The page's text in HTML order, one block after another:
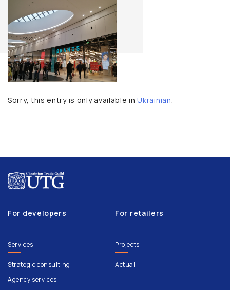
Sorry, this entry is only available inUkrainian.
For developers For retailers
Services
Strategic consulting
Agency services
Projects
Actual